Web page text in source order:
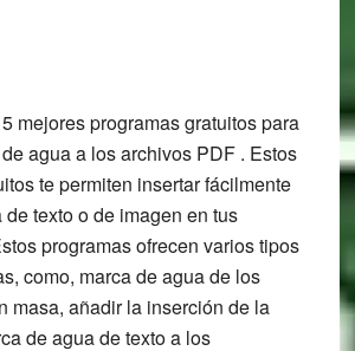
mejores programas gratuitos para
agua a los archivos PDF . Estos
te permiten insertar fácilmente
texto o de imagen en tus
programas ofrecen varios tipos
como, marca de agua de los
masa, añadir la inserción de la
de agua de texto a los